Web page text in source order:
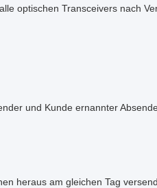
optischen Transceivers nach
und Kunde ernannter
heraus am gleichen Tag